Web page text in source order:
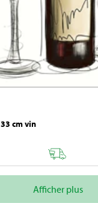
cm vin
Afficher plus